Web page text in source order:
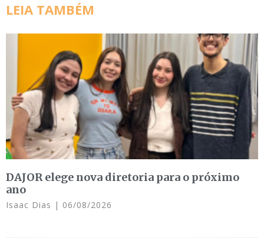
LEIA TAMBÉM
DAJOR elege nova diretoria para o próximo
ano
Isaac Dias 06/08/2026